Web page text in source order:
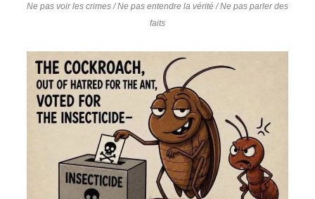
Ne pas voir les crimes / Ne pas entendre la vérité / Ne pas parler des
faits